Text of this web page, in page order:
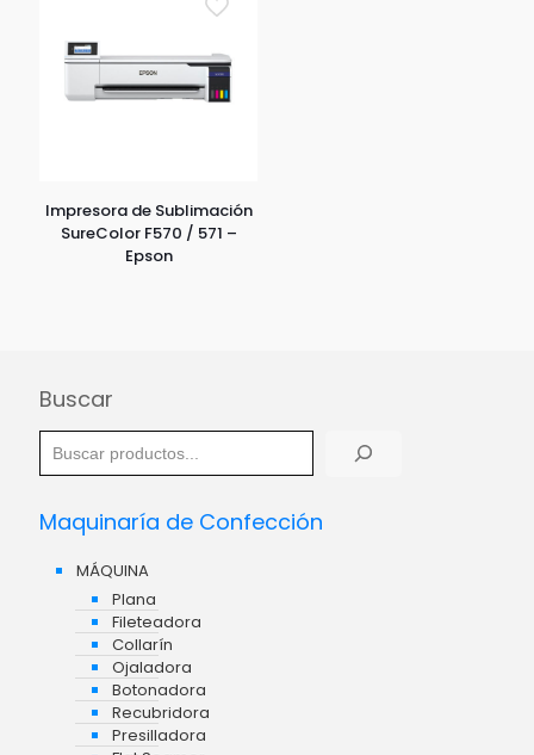
Impresora de Sublimación
SureColor F570 / 571 –
Epson
Buscar
Maquinaría de Confección
MÁQUINA
Plana
Fileteadora
Collarín
Ojaladora
Botonadora
Recubridora
Presilladora